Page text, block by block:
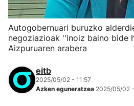
Autogobernuari buruzko
negoziazioak ''inoiz baino bide
Aizpuruaren arabera
eitb
2025/05/02 - 11:57
Azken eguneratzea 2025/05/02